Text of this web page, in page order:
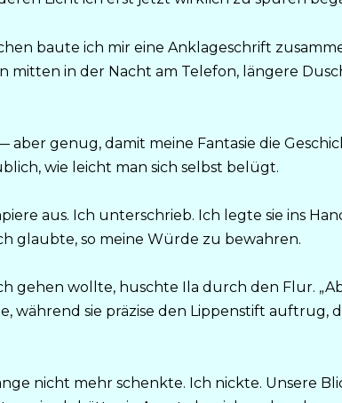
baute ich mir eine Anklageschrift
mitten in der Nacht am Telefon, längere
aber genug, damit meine Fantasie die
wie leicht man sich selbst belügt.
aus. Ich unterschrieb. Ich legte sie ins
glaubte, so meine Würde zu bewahren.
gehen wollte, huschte Ila durch den Flur.
während sie präzise den Lippenstift auftrug,
nicht mehr schenkte. Ich nickte. Unsere